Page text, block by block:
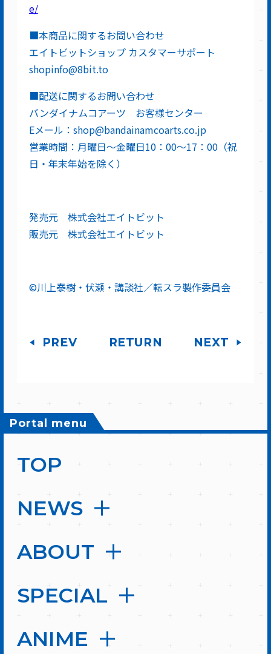
e/
■本商品に関するお問い合わせ
エイトビットショップ カスタマーサポート
shopinfo@8bit.to
■配送に関するお問い合わせ
バンダイナムコアーツ お客様センター
Eメール：shop@bandainamcoarts.co.jp
営業時間：月曜日～金曜日10：00～17：00（祝
日・年末年始を除く）
発売元 株式会社エイトビット
販売元 株式会社エイトビット
©川上泰樹・伏瀬・講談社／転スラ製作委員会
PREV RETURN NEXT
Portal menu
TOP
NEWS
ABOUT
SPECIAL
ANIME